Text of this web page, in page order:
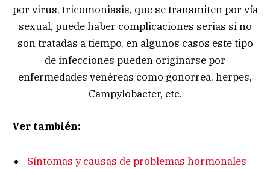
por virus, tricomoniasis, que se transmiten por vía
sexual, puede haber complicaciones serias si no
son tratadas a tiempo, en algunos casos este tipo
de infecciones pueden originarse por
enfermedades venéreas como gonorrea, herpes,
Campylobacter, etc.
Ver también:
Síntomas y causas de problemas hormonales